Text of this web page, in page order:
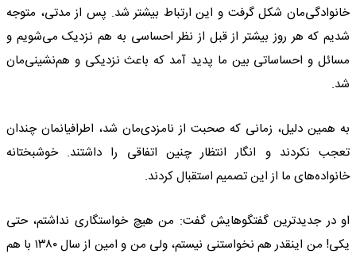
خانوادگی‌مان شکل گرفت و این ارتباط بیشتر شد. پس از مدتی، متوجه
شدیم که هر روز بیشتر از قبل از نظر احساسی به هم نزدیک می‌شویم و
مسائل و احساساتی بین ما پدید آمد که باعث نزدیکی و هم‌نشینی‌مان
شد.
به همین دلیل، زمانی که صحبت از نامزدی‌مان شد، اطرافیانمان چندان
تعجب نکردند و انگار انتظار چنین اتفاقی را داشتند. خوشبختانه
خانواده‌های ما از این تصمیم استقبال کردند.
او در جدیدترین گفتگوهایش گفت: من هیچ خواستگاری نداشتم، حتی
یکی! من اینقدر هم نخواستنی نیستم، ولی من و امین از سال ۱۳۸۰ با هم